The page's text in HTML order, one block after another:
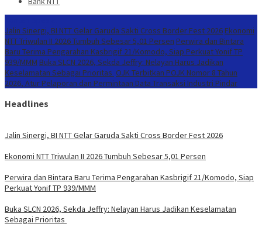
Jalin Sinergi, BI NTT Gelar Garuda Sakti Cross Border Fest 2026 Ekonomi
NTT Triwulan II 2026 Tumbuh Sebesar 5,01 Persen Perwira dan Bintara
Baru Terima Pengarahan Kasbrigif 21/Komodo, Siap Perkuat Yonif TP
939/MMM Buka SLCN 2026, Sekda Jeffry: Nelayan Harus Jadikan
Keselamatan Sebagai Prioritas OJK Terbitkan POJK Nomor 8 Tahun
2026, Atur Pelaporan dan Permintaan Data Transaksi Industri Pindar
Headlines
Jalin Sinergi, BI NTT Gelar Garuda Sakti Cross Border Fest 2026
Ekonomi NTT Triwulan II 2026 Tumbuh Sebesar 5,01 Persen
Perwira dan Bintara Baru Terima Pengarahan Kasbrigif 21/Komodo, Siap
Perkuat Yonif TP 939/MMM
Buka SLCN 2026, Sekda Jeffry: Nelayan Harus Jadikan Keselamatan
Sebagai Prioritas